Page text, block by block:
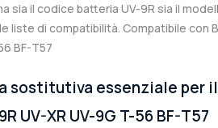
sia il codice batteria UV-9R sia il
liste di compatibilità. Compatibile con
BF-T57
sostitutiva essenziale per
UV-XR UV-9G T-56 BF-T57